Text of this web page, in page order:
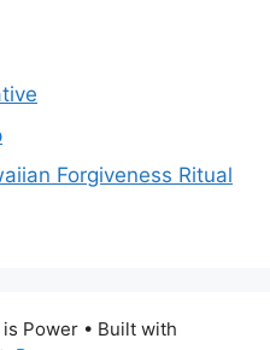
Forgiveness Ritual
Power• Built with